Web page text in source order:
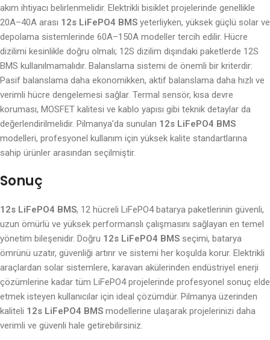
akım ihtiyacı belirlenmelidir. Elektrikli bisiklet projelerinde genellikle
20A–40A arası 12s LiFePO4 BMS yeterliyken, yüksek güçlü solar ve
depolama sistemlerinde 60A–150A modeller tercih edilir. Hücre
dizilimi kesinlikle doğru olmalı; 12S dizilim dışındaki paketlerde 12S
BMS kullanılmamalıdır. Balanslama sistemi de önemli bir kriterdir:
Pasif balanslama daha ekonomikken, aktif balanslama daha hızlı ve
verimli hücre dengelemesi sağlar. Termal sensör, kısa devre
koruması, MOSFET kalitesi ve kablo yapısı gibi teknik detaylar da
değerlendirilmelidir. Pilmanya’da sunulan 12s LiFePO4 BMS
modelleri, profesyonel kullanım için yüksek kalite standartlarına
sahip ürünler arasından seçilmiştir.
Sonuç
12s LiFePO4 BMS, 12 hücreli LiFePO4 batarya paketlerinin güvenli,
uzun ömürlü ve yüksek performanslı çalışmasını sağlayan en temel
yönetim bileşenidir. Doğru 12s LiFePO4 BMS seçimi, batarya
ömrünü uzatır, güvenliği artırır ve sistemi her koşulda korur. Elektrikli
araçlardan solar sistemlere, karavan akülerinden endüstriyel enerji
çözümlerine kadar tüm LiFePO4 projelerinde profesyonel sonuç elde
etmek isteyen kullanıcılar için ideal çözümdür. Pilmanya üzerinden
kaliteli 12s LiFePO4 BMS modellerine ulaşarak projelerinizi daha
verimli ve güvenli hale getirebilirsiniz.